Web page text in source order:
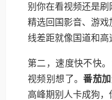
别你在看视频还是刷
精选回国影音、游
线差距就像国道和高
第二，速度快不快
视频别想了。番茄
高峰期别人卡成狗，